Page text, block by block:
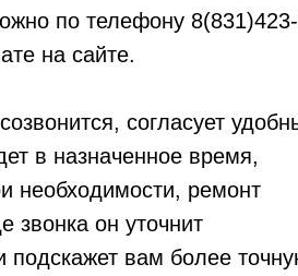
по телефону
на сайте.
согласует
в назначенное время,
необходимости, ремонт
звонка он уточнит
подскажет вам более